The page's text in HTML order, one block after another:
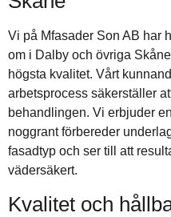
Vi på Mfasader Son AB har
om i Dalby och övriga
högsta kvalitet. Vårt
arbetsprocess säkerställer
behandlingen. Vi erbjuder
noggrant förbereder
fasadtyp och ser till att
vädersäkert.
Kvalitet och